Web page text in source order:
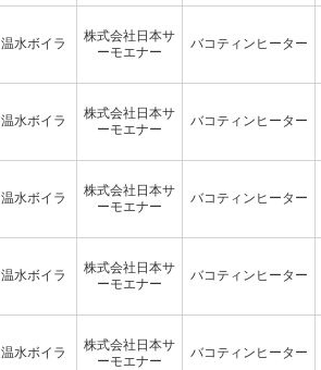
温水ボイラ
株式会社日本サ
ーモエナー
バコティンヒーター
温水ボイラ
株式会社日本サ
ーモエナー
バコティンヒーター
温水ボイラ
株式会社日本サ
ーモエナー
バコティンヒーター
温水ボイラ
株式会社日本サ
ーモエナー
バコティンヒーター
温水ボイラ
株式会社日本サ
ーモエナー
バコティンヒーター